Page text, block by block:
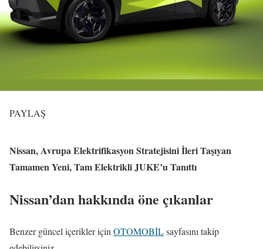
PAYLAŞ
Nissan, Avrupa Elektrifikasyon Stratejisini İleri Taşıyan
Tamamen Yeni, Tam Elektrikli JUKE’u Tanıttı
Nissan’dan hakkında öne çıkanlar
Benzer güncel içerikler için OTOMOBİLsayfasını takip